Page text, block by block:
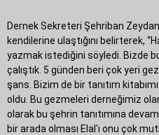
Dernek Sekreteri Şehriban Zeydan
kendilerine ulaştığını belirterek,
yazmak istediğini söyledi. Bizde
çalıştık. 5 günden beri çok yeri
şans. Bizim de bir tanıtım
oldu. Bu gezmeleri derneğimiz
olarak bu şehrin tanıtımına
bir arada olması Elal'ı onu çok